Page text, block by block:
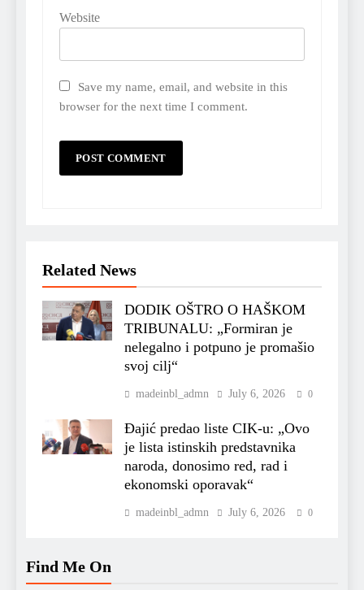
Website
Save my name, email, and website in this
browser for the next time I comment.
Related News
DODIK OŠTRO O HAŠKOM
TRIBUNALU: „Formiran je
nelegalno i potpuno je promašio
svoj cilj“
madeinbl_admn July 6, 2026 0
Đajić predao liste CIK-u: „Ovo
je lista istinskih predstavnika
naroda, donosimo red, rad i
ekonomski oporavak“
madeinbl_admn July 6, 2026 0
Find Me On